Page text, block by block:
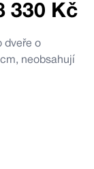
330 Kč
dveře o
neobsahují